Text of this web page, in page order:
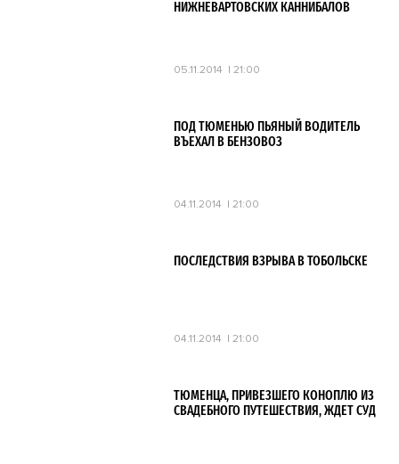
НИЖНЕВАРТОВСКИХ КАННИБАЛОВ
05.11.2014 21:00
ПОД ТЮМЕНЬЮ ПЬЯНЫЙ ВОДИТЕЛЬ
ВЪЕХАЛ В БЕНЗОВОЗ
04.11.2014 21:00
ПОСЛЕДСТВИЯ ВЗРЫВА В ТОБОЛЬСКЕ
04.11.2014 21:00
ТЮМЕНЦА, ПРИВЕЗШЕГО КОНОПЛЮ ИЗ
СВАДЕБНОГО ПУТЕШЕСТВИЯ, ЖДЕТ СУД